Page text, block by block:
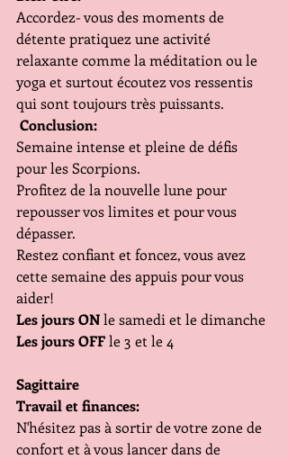
Accordez- vous des moments de
détente pratiquez une activité
relaxante comme la méditation ou le
yoga et surtout écoutez vos ressentis
qui sont toujours très puissants.
Conclusion:
Semaine intense et pleine de défis
pour les Scorpions.
Profitez de la nouvelle lune pour
repousser vos limites et pour vous
dépasser.
Restez confiant et foncez, vous avez
cette semaine des appuis pour vous
aider!
Les jours ON le samedi et le dimanche
Les jours OFF le 3 et le 4
Sagittaire
Travail et finances:
N'hésitez pas à sortir de votre zone de
confort et à vous lancer dans de